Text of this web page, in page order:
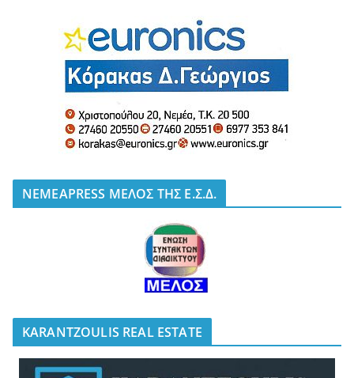
NEMEAPRESS ΜΕΛΟΣ ΤΗΣ Ε.Σ.Δ.
KARANTZOULIS REAL ESTATE